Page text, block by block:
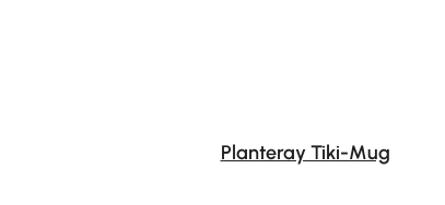
Planteray Tiki-Mug